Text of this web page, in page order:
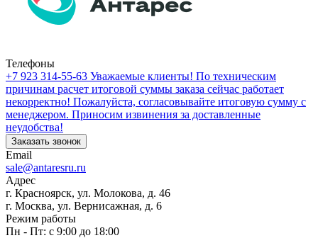
Телефоны
+7 923 314-55-63 Уважаемые клиенты! По техническим
причинам расчет итоговой суммы заказа сейчас работает
некорректно! Пожалуйста, согласовывайте итоговую сумму с
менеджером. Приносим извинения за доставленные
неудобства!
Заказать звонок
Email
sale@antaresru.ru
Адрес
г. Красноярск, ул. Молокова, д. 46
г. Москва, ул. Вернисажная, д. 6
Режим работы
Пн - Пт: с 9:00 до 18:00